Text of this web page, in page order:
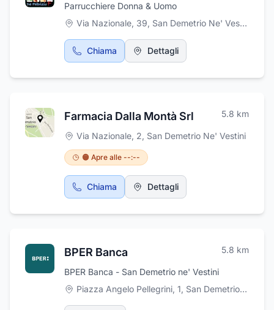
Parrucchiere Donna & Uomo
Via Nazionale, 39, San Demetrio Ne' Vestini
Chiama Dettagli
Farmacia Dalla Montà Srl 5.8 km
Via Nazionale, 2, San Demetrio Ne' Vestini
🟠 Apre alle --:--
Chiama Dettagli
BPER Banca 5.8 km
BPER Banca - San Demetrio ne' Vestini
Piazza Angelo Pellegrini, 1, San Demetrio ne' Vestini